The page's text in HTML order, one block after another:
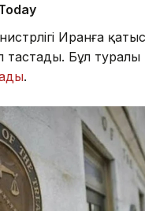
Иранға
тастады. Бұл туралы
.